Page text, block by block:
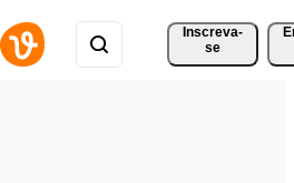
Inscreva-
se